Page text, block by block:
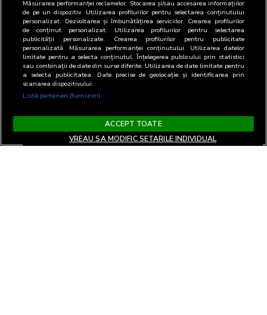
Măsurarea performanței reclamelor. Stocarea și/sau accesarea informațiilor
de pe un dispozitiv. Utilizarea profilurilor pentru selectarea conținutului
personalizat. Dezvoltarea și îmbunătățirea serviciilor. Crearea profilurilor
de conținut personalizat. Utilizarea profilurilor pentru selectarea
publicității personalizate. Crearea profilurilor pentru publicitate
personalizată. Măsurarea performanței conținutului. Utilizarea datelor
limitate pentru a selecta conținutul. Înțelegerea publicului prin statistici
sau combinații de date din surse diferite. Utilizarea de date limitate pentru
a selecta publicitatea. Date precise de geolocație și identificarea prin
scanarea dispozitivului.
Listă parteneri (furnizori)
ACCEPT TOATE
VREAU SA MODIFIC SETARILE INDIVIDUAL